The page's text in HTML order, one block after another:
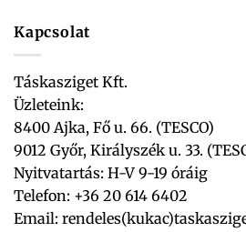
Kapcsolat
Táskasziget Kft.
Üzleteink:
8400 Ajka, Fő u. 66. (TESCO)
9012 Győr, Királyszék u. 33.
Nyitvatartás: H-V 9-19 óráig
Telefon: +36 20 614 6402
Email: